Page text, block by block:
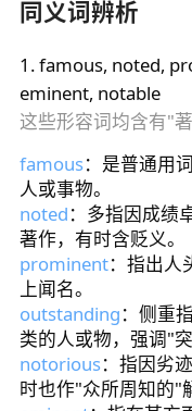
同义词辨析
1 .famous, noted,
eminent, notable
这些形容词均含有"
famous：是普通用
人或事物。
noted：多指因成绩
著作，有时含贬义。
prominent：指出人
上闻名。
outstanding：侧重
类的人或物，强调"突
notorious：指因劣
时也作"众所周知的"